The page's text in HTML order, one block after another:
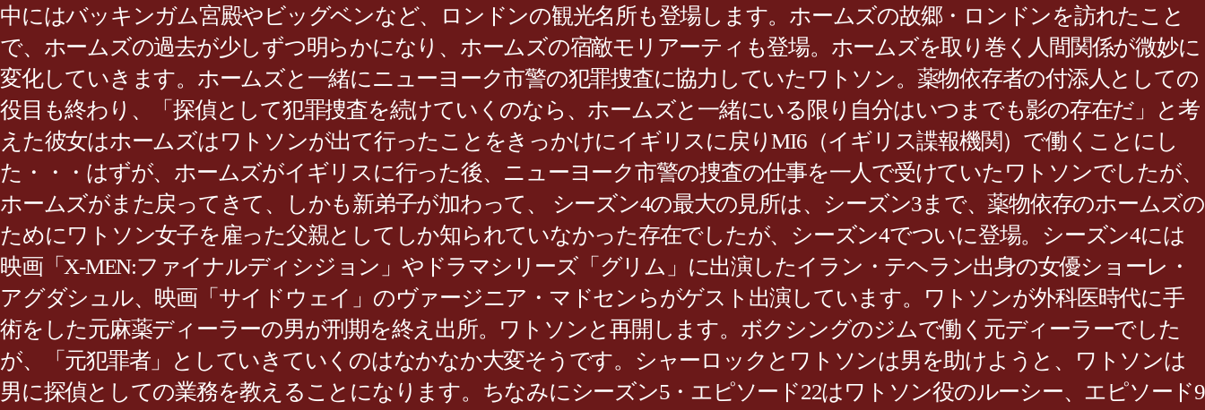
中にはバッキンガム宮殿やビッグベンなど、ロンドンの観光名所も登場します。ホームズの故郷・ロンドンを訪れたこと
で、ホームズの過去が少しずつ明らかになり、ホームズの宿敵モリアーティも登場。ホームズを取り巻く人間関係が微妙に
変化していきます。ホームズと一緒にニューヨーク市警の犯罪捜査に協力していたワトソン。薬物依存者の付添人としての
役目も終わり、「探偵として犯罪捜査を続けていくのなら、ホームズと一緒にいる限り自分はいつまでも影の存在だ」と考
えた彼女はホームズはワトソンが出て行ったことをきっかけにイギリスに戻りMI6（イギリス諜報機関）で働くことにし
た・・・はずが、ホームズがイギリスに行った後、ニューヨーク市警の捜査の仕事を一人で受けていたワトソンでしたが、
ホームズがまた戻ってきて、しかも新弟子が加わって、 シーズン4の最大の見所は、シーズン3まで、薬物依存のホームズの
ためにワトソン女子を雇った父親としてしか知られていなかった存在でしたが、シーズン4でついに登場。シーズン4には
映画「X-MEN:ファイナルディシジョン」やドラマシリーズ「グリム」に出演したイラン・テヘラン出身の女優ショーレ・
アグダシュル、映画「サイドウェイ」のヴァージニア・マドセンらがゲスト出演しています。ワトソンが外科医時代に手
術をした元麻薬ディーラーの男が刑期を終え出所。ワトソンと再開します。ボクシングのジムで働く元ディーラーでした
が、「元犯罪者」としていきていくのはなかなか大変そうです。シャーロックとワトソンは男を助けようと、ワトソンは
男に探偵としての業務を教えることになります。ちなみにシーズン5・エピソード22はワトソン役のルーシー、エピソード9